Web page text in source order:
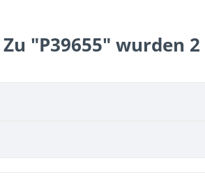
Zu "P39655" wurden 2